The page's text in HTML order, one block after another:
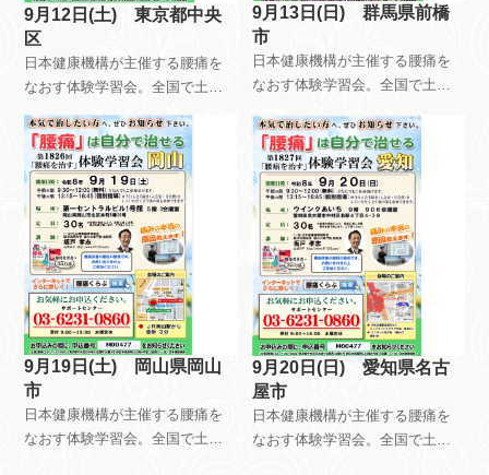
9月12日(土) 東京都中央
区
日本健康機構が主催する腰痛を
なおす体験学習会。全国で土曜
日日曜日祝日を使って、月8回以
上開催しています。午前中はだ
れが参加しても無料です。午後
は会員限定で開催しています。
自分で慢性痛を治すためのメン
テナンス方法を指導していま
す。
9月13日(日) 群馬県前橋
市
日本健康機構が主催する腰痛を
なおす体験学習会。全国で土曜
上開催しています。午前中はだ
れが参加しても無料です。午後
は会員限定で開催しています。
自分で慢性痛を治すためのメン
テナンス方法を指導していま
す。
9月19日(土) 岡山県岡山
市
日本健康機構が主催する腰痛を
なおす体験学習会。全国で土曜
9月20日(日) 愛知県名古
屋市
日本健康機構が主催する腰痛を
なおす体験学習会。全国で土曜